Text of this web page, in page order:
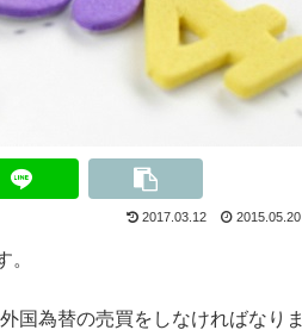
2017.03.12 2015.05.20
国為替の売買をしなければなりま